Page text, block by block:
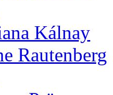
Kálnay
Rautenberg